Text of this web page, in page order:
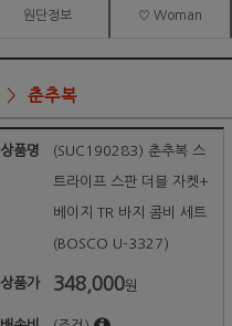
원단정보 ♡ Woman
춘추복
상품명 (SUC190283) 춘추복 스
트라이프 스판 더블 자켓+
베이지 TR 바지 콤비 세트
(BOSCO U-3327)
상품가 348,000원